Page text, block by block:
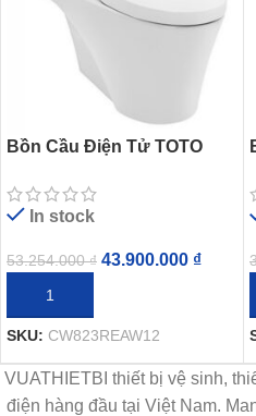
Bồn Cầu Điện Tử TOTO
Động Đóng Mở
In stock
53.254.000₫ 43.900.000 ₫
THÊM VÀO GIỎ HÀNG
SKU: CW823REAW12
VUATHIETBI thiết bị vệ sinh,
điện hàng đầu tại Việt Nam.